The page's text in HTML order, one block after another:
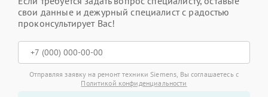
свои данные и дежурный специалист с радостью
проконсультирует Вас!
Отправляя заявку на ремонт техники Siemens, Вы соглашаетесь с
Политикой конфиденциальности